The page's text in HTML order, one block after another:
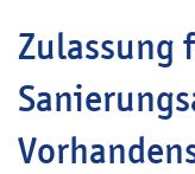
Zulassung